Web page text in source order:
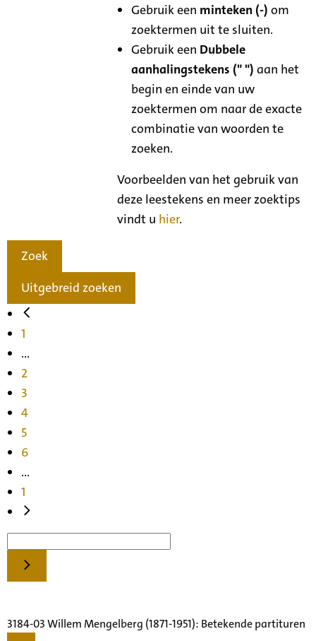
Gebruik een minteken (-) om
zoektermen uit te sluiten.
Gebruik een Dubbele
aanhalingstekens (" ") aan het
begin en einde van uw
zoektermen om naar de exacte
combinatie van woorden te
zoeken.
Voorbeelden van het gebruik van
deze leestekens en meer zoektips
vindt u hier.
Zoek
Uitgebreid zoeken
1
...
2
3
4
5
6
...
1
3184-03 Willem Mengelberg (1871-1951): Betekende partituren